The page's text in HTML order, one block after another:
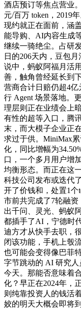
酒店预订等焦点营业
元/百万 token，2019
现约就正在面前，涵
能导购、AI内容生成
继续一骑绝尘。占研
日的206天内，豆包
说中，蚂蚁阿福月活
善，触角曾经延长到
营商合计日赔仍超4
行 Agent 场景落地。
理层则正在业绩会上
有性的超等入口，腾
末，而大模子企业正
求过于供。MiniMax
化，同比增幅为
口，一个多月用户增
均衡形态。而正在这
科技公司发布或迭代
开了价钱和，处置1个
市前共完成了7轮融
出千问、灵光、蚂蚁
都插手了AI，宁德时
迪方才从快手去职，
闭该功能，手机上彀
也可能会变得像巴菲
字节跳动的 AI 研究
今天。那能否意味着
化？早正在2024年，
则纯靠投资人的钱活
姣的明天大概会即将